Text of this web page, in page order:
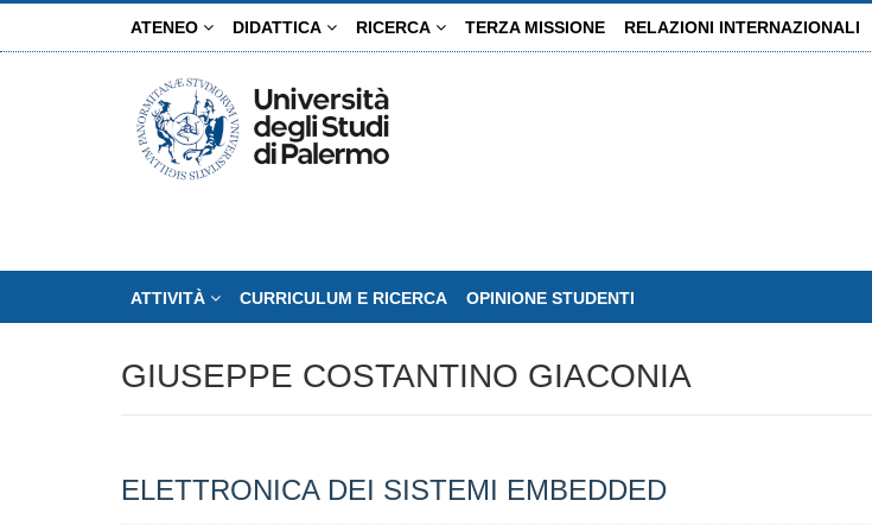
ATENEO DIDATTICA RICERCA TERZA MISSIONE RELAZIONI INTERNAZIONALI
ATTIVITÀ CURRICULUM E RICERCA OPINIONE STUDENTI
GIUSEPPE COSTANTINO GIACONIA
ELETTRONICA DEI SISTEMI EMBEDDED